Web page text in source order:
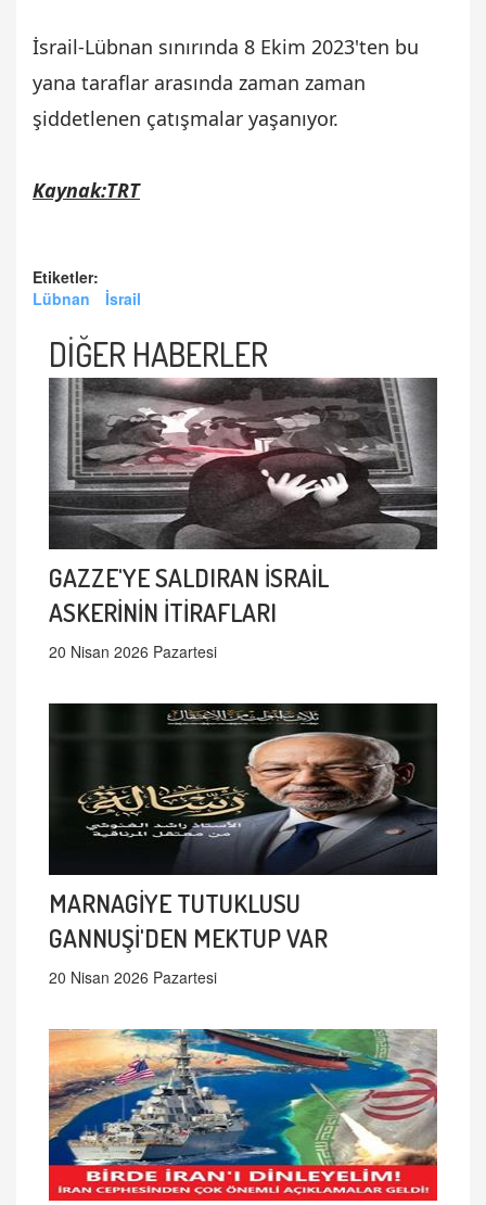
İsrail-Lübnan sınırında 8 Ekim 2023'ten bu
yana taraflar arasında zaman zaman
şiddetlenen çatışmalar yaşanıyor.
Kaynak:TRT
Etiketler:
Lübnan
İsrail
DİĞER HABERLER
GAZZE'YE SALDIRAN İSRAİL
ASKERİNİN İTİRAFLARI
20 Nisan 2026 Pazartesi
MARNAGİYE TUTUKLUSU
GANNUŞİ'DEN MEKTUP VAR
20 Nisan 2026 Pazartesi